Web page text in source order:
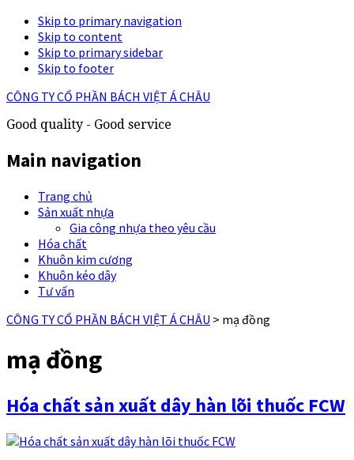
Skip to primary navigation
Skip to content
Skip to primary sidebar
Skip to footer
CÔNG TY CỔ PHẦN BÁCH VIỆT Á CHÂU
Good quality - Good service
Main navigation
Trang chủ
Sản xuất nhựa
Gia công nhựa theo yêu cầu
Hóa chất
Khuôn kim cương
Khuôn kéo dây
Tư vấn
CÔNG TY CỔ PHẦN BÁCH VIỆT Á CHÂU > mạ đồng
mạ đồng
Hóa chất sản xuất dây hàn lõi thuốc FCW